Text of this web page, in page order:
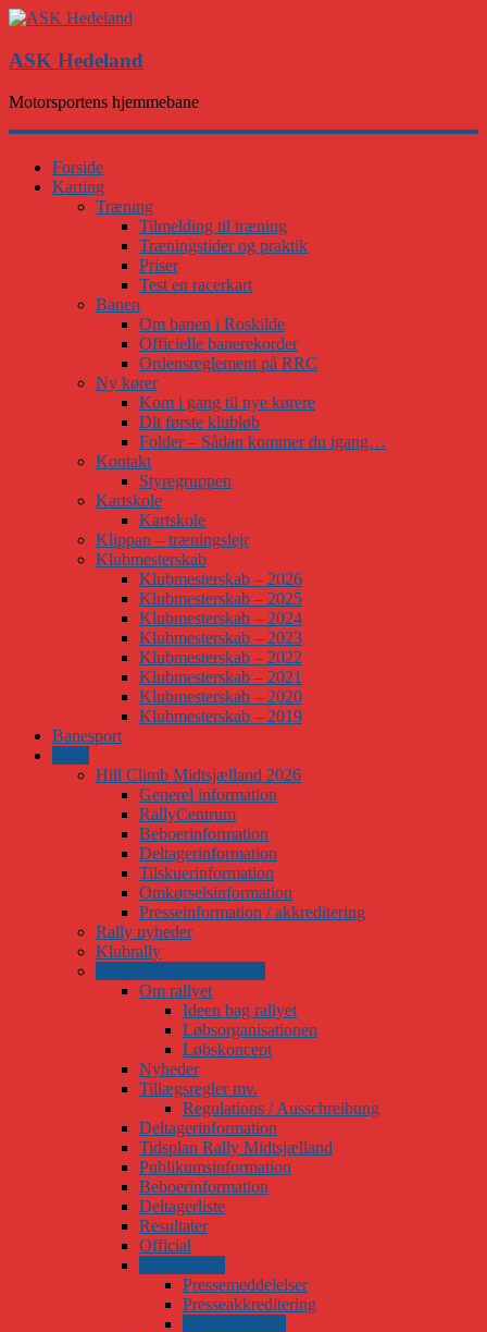
ASK Hedeland
Motorsportens hjemmebane
Forside
Karting
Træning
Tilmelding til træning
Træningstider og praktik
Priser
Test en racerkart
Banen
Om banen i Roskilde
Officielle banerekorder
Ordensreglement på RRC
Ny kører
Kom i gang til nye kørere
Dit første klubløb
Folder – Sådan kommer du igang…
Kontakt
Styregruppen
Kartskole
Kartskole
Klippan – træningslejr
Klubmesterskab
Klubmesterskab – 2026
Klubmesterskab – 2025
Klubmesterskab – 2024
Klubmesterskab – 2023
Klubmesterskab – 2022
Klubmesterskab – 2021
Klubmesterskab – 2020
Klubmesterskab – 2019
Banesport
Hill Climb Midtsjælland 2026
Generel information
RallyCentrum
Beboerinformation
Deltagerinformation
Tilskuerinformation
Omkørselsinformation
Presseinformation / akkreditering
Rally nyheder
Klubrally
Om rallyet
Ideen bag rallyet
Løbsorganisationen
Løbskoncept
Nyheder
Tillægsregler mv.
Regulations / Ausschreibung
Deltagerinformation
Tidsplan Rally Midtsjælland
Publikumsinformation
Beboerinformation
Deltagerliste
Resultater
Official
Pressemeddelelser
Presseakkreditering